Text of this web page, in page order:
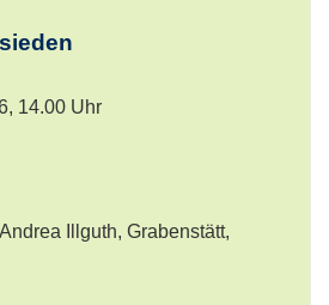
14.00 Uhr
Illguth, Grabenstätt,